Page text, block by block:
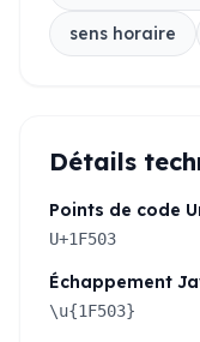
sens horaire
Détails
Points de code
U+1F503
Échappement
\u{1F503}